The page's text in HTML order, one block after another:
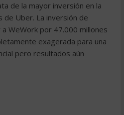
de la mayor inversión en la
Uber. La inversión de
WeWork por 47.000 millones
exagerada para una
pero resultados aún